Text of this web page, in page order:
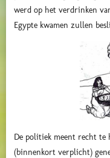
werd op het verdrinken
Egypte kwamen zullen
De politiek meent recht te
(binnenkort verplicht)